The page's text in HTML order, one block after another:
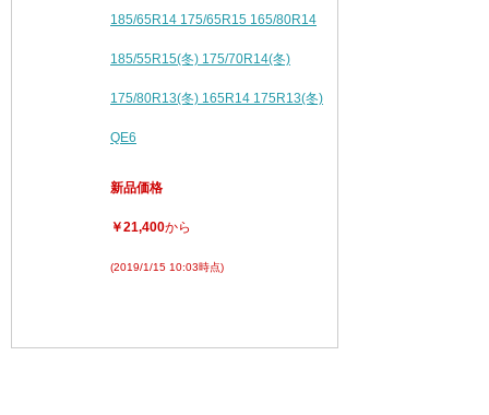
185/65R14 175/65R15 165/80R14
185/55R15(冬) 175/70R14(冬)
175/80R13(冬) 165R14 175R13(冬)
QE6
新品価格
￥21,400から
(2019/1/15 10:03時点)